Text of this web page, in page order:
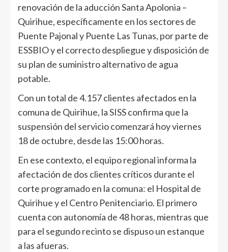
renovación de la aducción Santa Apolonia –
Quirihue, específicamente en los sectores de
Puente Pajonal y Puente Las Tunas, por parte de
ESSBIO y el correcto despliegue y disposición de
su plan de suministro alternativo de agua
potable.
Con un total de 4.157 clientes afectados en la
comuna de Quirihue, la SISS confirma que la
suspensión del servicio comenzará hoy viernes
18 de octubre, desde las 15:00 horas.
En ese contexto, el equipo regional informa la
afectación de dos clientes críticos durante el
corte programado en la comuna: el Hospital de
Quirihue y el Centro Penitenciario. El primero
cuenta con autonomía de 48 horas, mientras que
para el segundo recinto se dispuso un estanque
a las afueras.